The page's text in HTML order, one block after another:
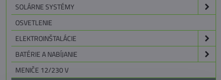
SOLÁRNE SYSTÉMY
OSVETLENIE
ELEKTROINŠTALÁCIE
BATÉRIE A NABÍJANIE
MENIČE 12/230 V